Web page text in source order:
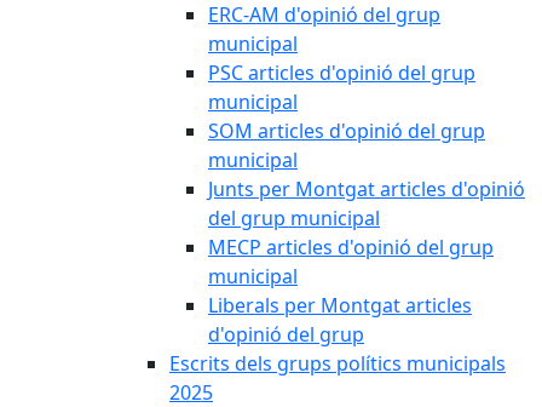
ERC-AM d'opinió del grup
municipal
PSC articles d'opinió del grup
municipal
SOM articles d'opinió del grup
municipal
Junts per Montgat articles d'opinió
del grup municipal
MECP articles d'opinió del grup
municipal
Liberals per Montgat articles
d'opinió del grup
Escrits dels grups polítics municipals
2025